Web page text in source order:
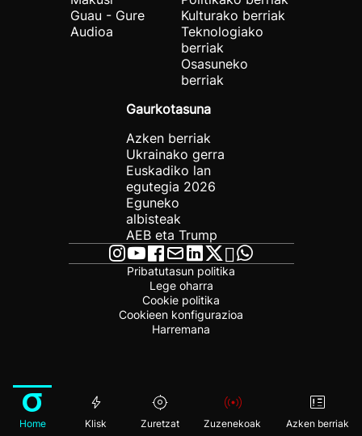
Guau - Gure
Audioa
Kulturako berriak
Teknologiako
berriak
Osasuneko
berriak
Gaurkotasuna
Azken berriak
Ukrainako gerra
Euskadiko lan
egutegia 2026
Eguneko
albisteak
AEB eta Trump
Pribatutasun politika
Lege oharra
Cookie politika
Cookieen konfigurazioa
Harremana
Home Klisk Zuretzat Zuzenekoak Azken berriak